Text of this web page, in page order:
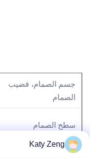
جسم الصمام، قضيب
الصمام
سطح الصمام
الأختام
Katy Zeng